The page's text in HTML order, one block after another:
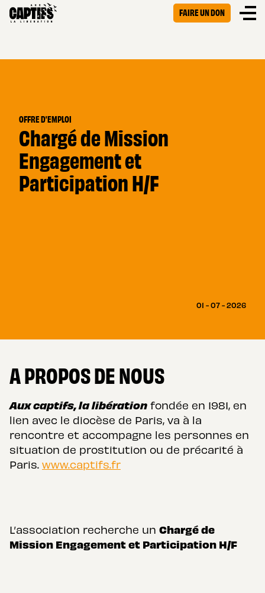
FAIRE UN DON
OFFRE D'EMPLOI
Chargé de Mission
Engagement et
Participation H/F
01 - 07 - 2026
A PROPOS DE NOUS
Auxcaptifs, la libération fondée en 1981, en
lien avec le diocèse de Paris, va à la
rencontre et accompagne les personnes en
situation de prostitution ou de précarité à
Paris. www.captifs.fr
L’association recherche un Chargé de
Mission Engagement et Participation H/F